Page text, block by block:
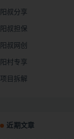
阳叔分享
阳叔担保
阳叔网创
阳村专享
项目拆解
近期文章